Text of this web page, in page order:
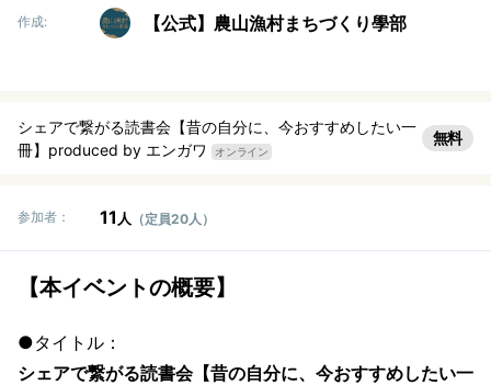
作成: 【公式】農山漁村まちづくり學部
シェアで繋がる読書会【昔の自分に、今おすすめしたい一
冊】produced by エンガワ
オンライン
無料
参加者： 11人 （定員20人）
【本イベントの概要】
●タイトル：
シェアで繋がる読書会【昔の自分に、今おすすめしたい一